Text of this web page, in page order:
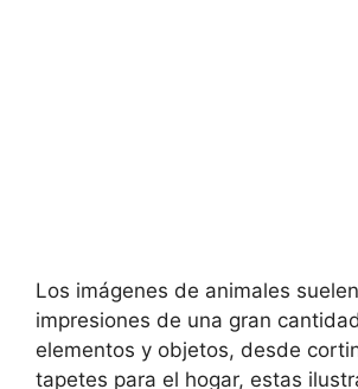
Los imágenes de animales
impresiones de una gran
elementos y objetos, desde
tapetes para el hogar, estas